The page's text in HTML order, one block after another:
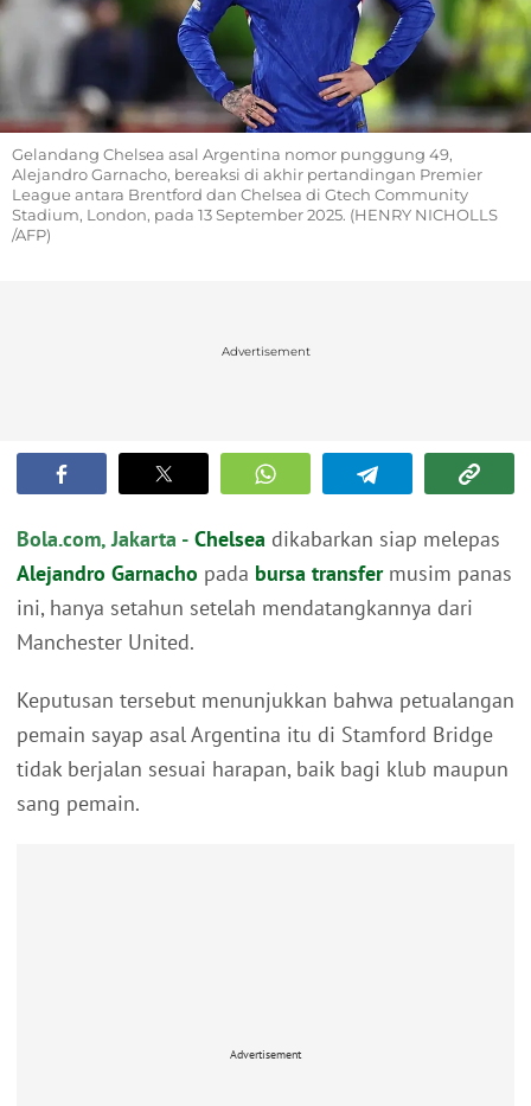
Gelandang Chelsea asal Argentina nomor punggung 49,
Alejandro Garnacho, bereaksi di akhir pertandingan Premier
League antara Brentford dan Chelsea di Gtech Community
Stadium, London, pada 13 September 2025. (HENRY NICHOLLS
/AFP)
Advertisement
Bola.com, Jakarta - Chelsea dikabarkan siap melepas
Alejandro Garnacho pada bursa transfermusim panas
ini, hanya setahun setelah mendatangkannya dari
Manchester United.
Keputusan tersebut menunjukkan bahwa petualangan
pemain sayap asal Argentina itu di Stamford Bridge
tidak berjalan sesuai harapan, baik bagi klub maupun
sang pemain.
Advertisement